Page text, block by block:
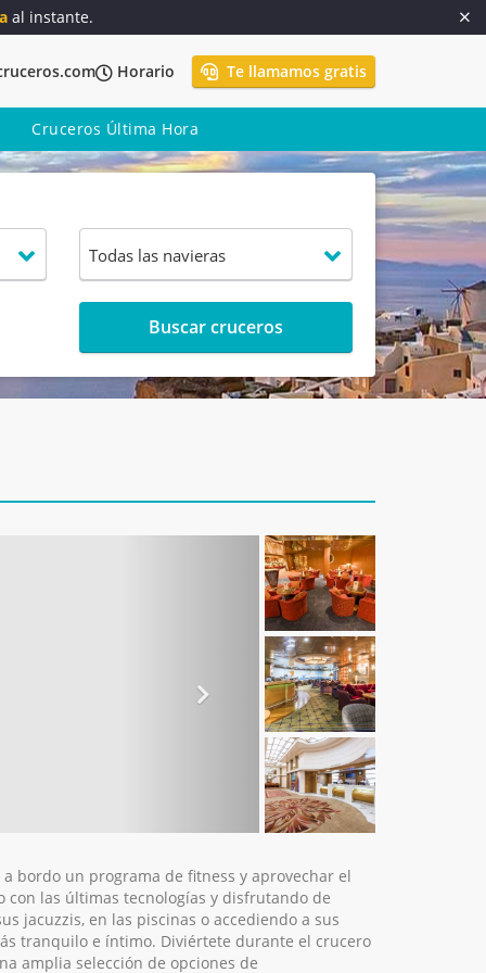
al instante.
Horario Te llamamos gratis
Cruceros Última Hora
Buscar cruceros
bordo un programa de fitness y aprovechar el
con las últimas tecnologías y disfrutando de
jacuzzis, en las piscinas o accediendo a sus
tranquilo e íntimo. Diviértete durante el crucero
amplia selección de opciones de